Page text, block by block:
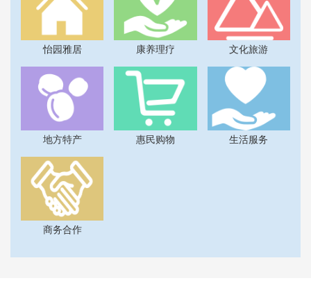
怡园雅居 康养理疗 文化旅游
地方特产 惠民购物 生活服务
商务合作